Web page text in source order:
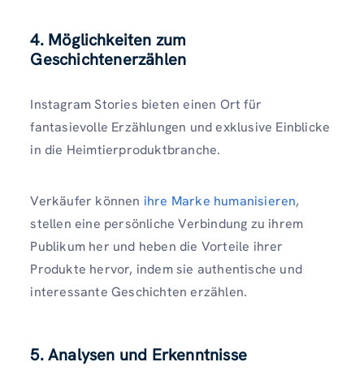
4. Möglichkeiten zum
Geschichtenerzählen
Instagram Stories bieten einen Ort für
fantasievolle Erzählungen und exklusive Einblicke
in die Heimtierproduktbranche.
Verkäufer können ihre Marke humanisieren,
stellen eine persönliche Verbindung zu ihrem
Publikum her und heben die Vorteile ihrer
Produkte hervor, indem sie authentische und
interessante Geschichten erzählen.
5. Analysen und Erkenntnisse